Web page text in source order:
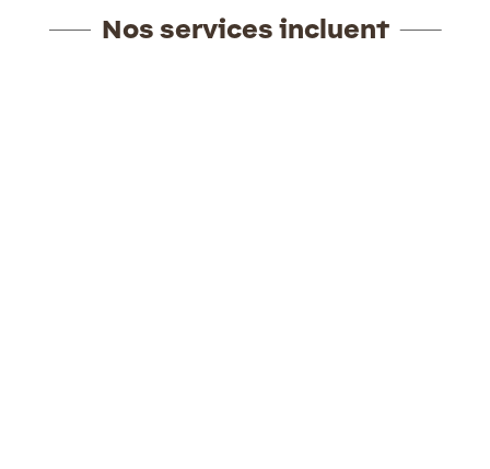
Nos services incluent